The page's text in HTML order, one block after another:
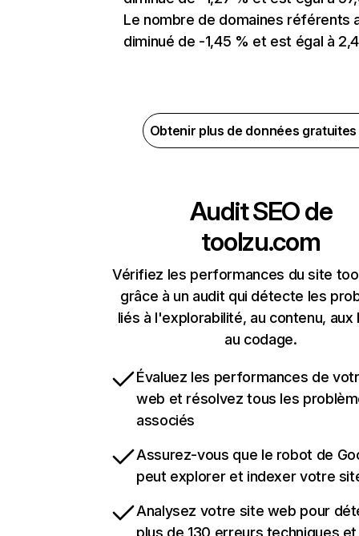
Le nombre de domaines référents
diminué de -1,45 % et est égal à
Obtenir plus de données
Audit SEO de
toolzu.com
Vérifiez les performances du site
grâce à un audit qui détecte les
liés à l'explorabilité, au contenu, aux
au codage.
Évaluez les performances de
web et résolvez tous les
associés
Assurez-vous que le robot de
peut explorer et indexer votre
Analysez votre site web pour
plus de 130 erreurs techniques et